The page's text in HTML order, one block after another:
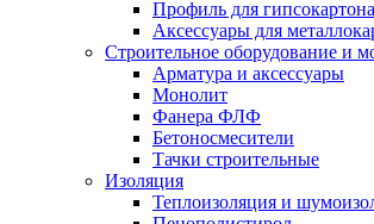
Профиль для гипсокартона
Аксессуары для
Строительное оборудование и
Арматура и аксессуары
Монолит
Фанера ФЛФ
Бетоносмесители
Тачки строительные
Изоляция
Теплоизоляция и